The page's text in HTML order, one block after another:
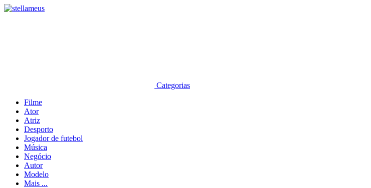
Categorias
Filme
Ator
Atriz
Desporto
Jogador de futebol
Música
Negócio
Autor
Modelo
Mais ...